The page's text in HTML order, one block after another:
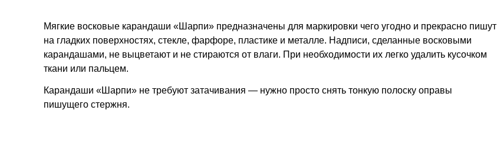
Мягкие восковые карандаши «Шарпи» предназначены для маркировки чего угодно и прекрасно пишут
на гладких поверхностях, стекле, фарфоре, пластике и металле. Надписи, сделанные восковыми
карандашами, не выцветают и не стираются от влаги. При необходимости их легко удалить кусочком
ткани или пальцем.
Карандаши «Шарпи» не требуют затачивания — нужно просто снять тонкую полоску оправы
пишущего стержня.